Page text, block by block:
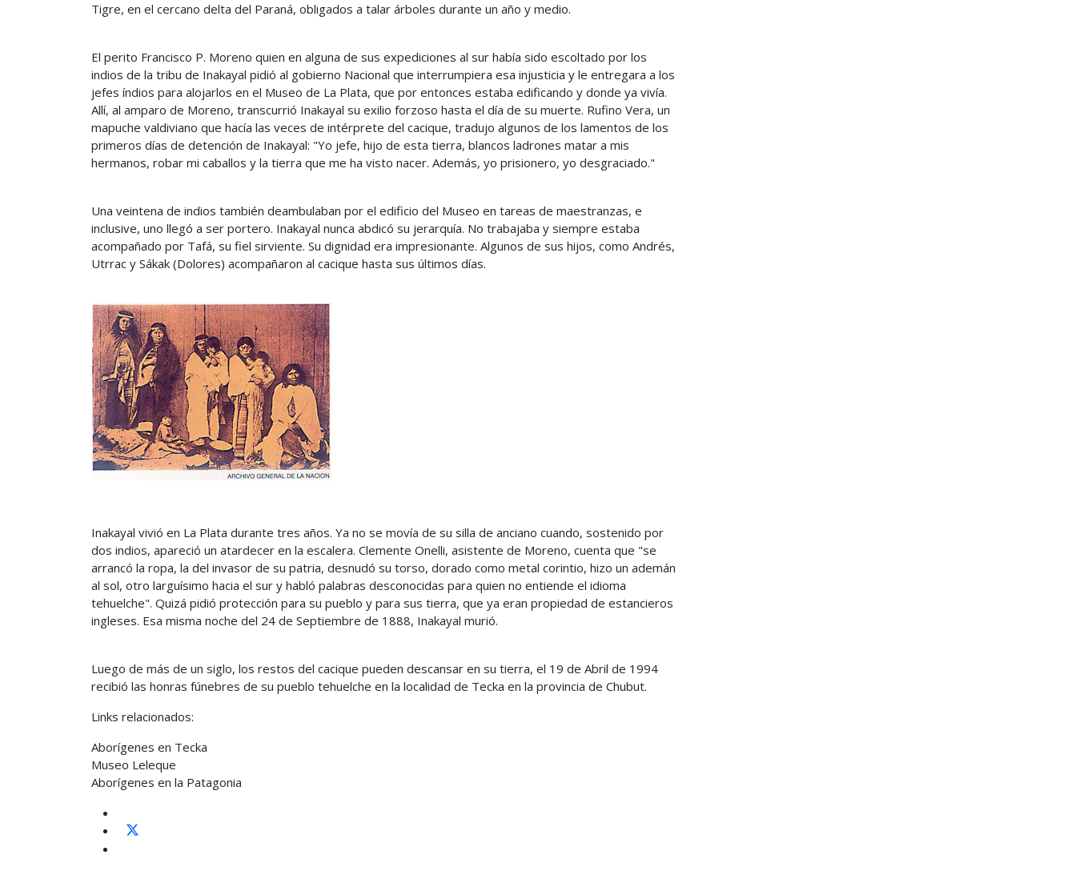
Tigre, en el cercano delta del Paraná, obligados a talar árboles durante un año y medio.
El perito Francisco P. Moreno quien en alguna de sus expediciones al sur había sido escoltado por los
indios de la tribu de Inakayal pidió al gobierno Nacional que interrumpiera esa injusticia y le entregara a los
jefes índios para alojarlos en el Museo de La Plata, que por entonces estaba edificando y donde ya vivía.
Allí, al amparo de Moreno, transcurrió Inakayal su exilio forzoso hasta el día de su muerte. Rufino Vera, un
mapuche valdiviano que hacía las veces de intérprete del cacique, tradujo algunos de los lamentos de los
primeros días de detención de Inakayal: "Yo jefe, hijo de esta tierra, blancos ladrones matar a mis
hermanos, robar mi caballos y la tierra que me ha visto nacer. Además, yo prisionero, yo desgraciado."
Una veintena de indios también deambulaban por el edificio del Museo en tareas de maestranzas, e
inclusive, uno llegó a ser portero. Inakayal nunca abdicó su jerarquía. No trabajaba y siempre estaba
acompañado por Tafá, su fiel sirviente. Su dignidad era impresionante. Algunos de sus hijos, como Andrés,
Utrrac y Sákak (Dolores) acompañaron al cacique hasta sus últimos días.
Inakayal vivió en La Plata durante tres años. Ya no se movía de su silla de anciano cuando, sostenido por
dos indios, apareció un atardecer en la escalera. Clemente Onelli, asistente de Moreno, cuenta que "se
arrancó la ropa, la del invasor de su patria, desnudó su torso, dorado como metal corintio, hizo un ademán
al sol, otro larguísimo hacia el sur y habló palabras desconocidas para quien no entiende el idioma
tehuelche". Quizá pidió protección para su pueblo y para sus tierra, que ya eran propiedad de estancieros
ingleses. Esa misma noche del 24 de Septiembre de 1888, Inakayal murió.
Luego de más de un siglo, los restos del cacique pueden descansar en su tierra, el 19 de Abril de 1994
recibió las honras fúnebres de su pueblo tehuelche en la localidad de Tecka en la provincia de Chubut.
Links relacionados:
Aborígenes en Tecka
Museo Leleque
Aborígenes en la Patagonia